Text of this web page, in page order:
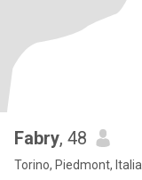
Fabry, 48
Torino, Piedmont, Italia